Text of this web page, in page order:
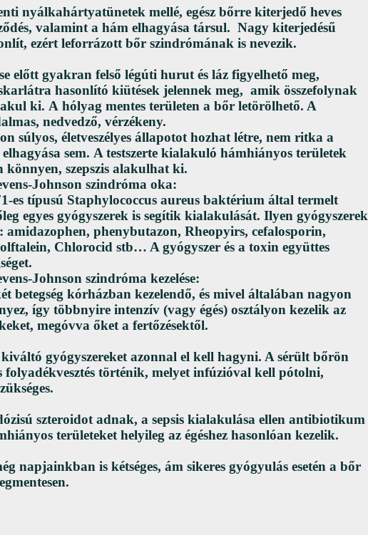
nyálkahártyatünetek mellé, egész bőrre kiterjedő heves
valamint a hám elhagyása társul. Nagy kiterjedésű
ezért leforrázott bőr szindrómának is nevezik.
előtt gyakran felső légúti hurut és láz figyelhető meg,
hasonlító kiütések jelennek meg, amik összefolynak
ki. A hólyag mentes területen a bőr letörölhető. A
nedvedző, vérzékeny.
súlyos, életveszélyes állapotot hozhat létre, nem ritka a
sem. A testszerte kialakuló hámhiányos területek
szepszis alakulhat ki.
Johnson szindróma oka:
es típusú Staphylococcus aureus baktérium által termelt
egyes gyógyszerek is segítik kialakulását. Ilyen gyógyszerek
amidazophen, phenybutazon, Rheopyirs, cefalosporin,
Chlorocid stb… A gyógyszer és a toxin együttes
Johnson szindróma kezelése:
betegség kórházban kezelendő, és mivel általában nagyon
így többnyire intenzív (vagy égés) osztályon kezelik az
megóvva őket a fertőzésektől.
kiváltó gyógyszereket azonnal el kell hagyni. A sérült bőrön
történik, melyet infúzióval kell pótolni,
szteroidot adnak, a sepsis kialakulása ellen antibiotikum
területeket helyileg az égéshez hasonlóan kezelik.
napjainkban is kétséges, ám sikeres gyógyulás esetén a bőr